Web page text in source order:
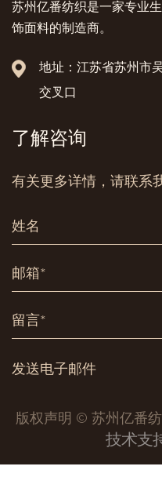
苏州亿番纺织是一家专业
饰面料的制造商。
地址：江苏省苏州市
交叉口
了解咨询
有关更多详情，请联系
版权声明 © 苏州亿番